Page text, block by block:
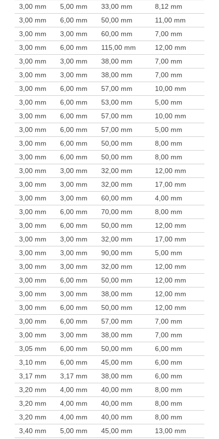
3,00 mm
5,00 mm 33,00 mm 8,12 mm
3,00 mm
6,00 mm 50,00 mm 11,00 mm
3,00 mm
3,00 mm 60,00 mm 7,00 mm
3,00 mm
6,00 mm 115,00 mm 12,00 mm
3,00 mm
3,00 mm 38,00 mm 7,00 mm
3,00 mm
3,00 mm 38,00 mm 7,00 mm
3,00 mm
6,00 mm 57,00 mm 10,00 mm
3,00 mm
6,00 mm 53,00 mm 5,00 mm
3,00 mm
6,00 mm 57,00 mm 10,00 mm
3,00 mm
6,00 mm 57,00 mm 5,00 mm
3,00 mm
6,00 mm 50,00 mm 8,00 mm
3,00 mm
6,00 mm 50,00 mm 8,00 mm
3,00 mm
3,00 mm 32,00 mm 12,00 mm
3,00 mm
3,00 mm 32,00 mm 17,00 mm
3,00 mm
3,00 mm 60,00 mm 4,00 mm
3,00 mm
6,00 mm 70,00 mm 8,00 mm
3,00 mm
6,00 mm 50,00 mm 12,00 mm
3,00 mm
3,00 mm 32,00 mm 17,00 mm
3,00 mm
3,00 mm 90,00 mm 5,00 mm
3,00 mm
3,00 mm 32,00 mm 12,00 mm
3,00 mm
6,00 mm 50,00 mm 12,00 mm
3,00 mm
3,00 mm 38,00 mm 12,00 mm
3,00 mm
6,00 mm 50,00 mm 12,00 mm
3,00 mm
6,00 mm 57,00 mm 7,00 mm
3,00 mm
3,00 mm 38,00 mm 7,00 mm
3,05 mm
6,00 mm 50,00 mm 6,00 mm
3,10 mm
6,00 mm 45,00 mm 6,00 mm
3,17 mm
3,17 mm 38,00 mm 6,00 mm
3,20 mm
4,00 mm 40,00 mm 8,00 mm
3,20 mm
4,00 mm 40,00 mm 8,00 mm
3,20 mm
4,00 mm 40,00 mm 8,00 mm
3,40 mm
5,00 mm 45,00 mm 13,00 mm